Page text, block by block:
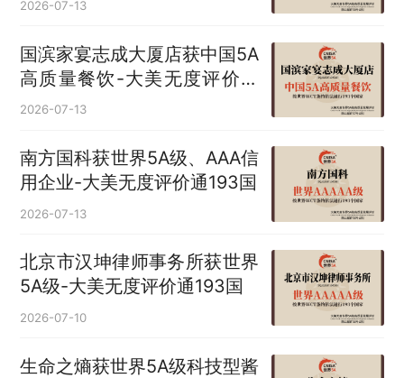
2026-07-13
国滨家宴志成大厦店获中国5A
高质量餐饮-大美无度评价通
193国
2026-07-13
南方国科获世界5A级、AAA信
用企业-大美无度评价通193国
2026-07-13
北京市汉坤律师事务所获世界
5A级-大美无度评价通193国
2026-07-10
生命之熵获世界5A级科技型酱